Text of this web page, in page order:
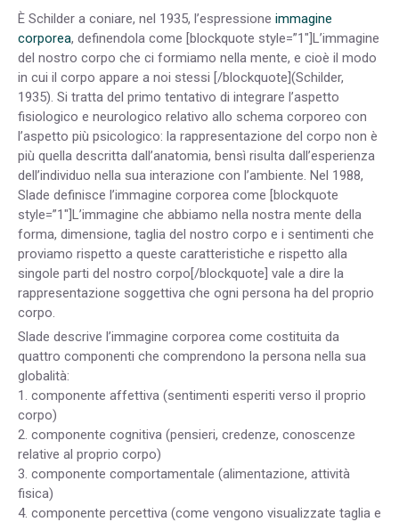
È Schilder a coniare, nel 1935, l’espressione immagine
corporea, definendola come [blockquote style=”1″]L’immagine
del nostro corpo che ci formiamo nella mente, e cioè il modo
in cui il corpo appare a noi stessi [/blockquote](Schilder,
1935). Si tratta del primo tentativo di integrare l’aspetto
fisiologico e neurologico relativo allo schema corporeo con
l’aspetto più psicologico: la rappresentazione del corpo non è
più quella descritta dall’anatomia, bensì risulta dall’esperienza
dell’individuo nella sua interazione con l’ambiente. Nel 1988,
Slade definisce l’immagine corporea come [blockquote
style=”1″]L’immagine che abbiamo nella nostra mente della
forma, dimensione, taglia del nostro corpo e i sentimenti che
proviamo rispetto a queste caratteristiche e rispetto alla
singole parti del nostro corpo[/blockquote] vale a dire la
rappresentazione soggettiva che ogni persona ha del proprio
corpo.
Slade descrive l’immagine corporea come costituita da
quattro componenti che comprendono la persona nella sua
globalità:
1. componente affettiva (sentimenti esperiti verso il proprio
corpo)
2. componente cognitiva (pensieri, credenze, conoscenze
relative al proprio corpo)
3. componente comportamentale (alimentazione, attività
fisica)
4. componente percettiva (come vengono visualizzate taglia e